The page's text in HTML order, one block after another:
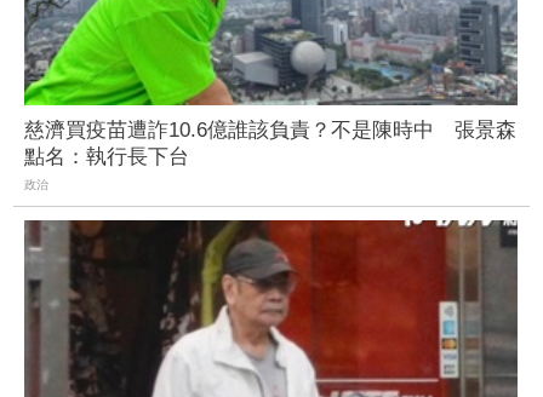
慈濟買疫苗遭詐10.6億誰該負責？不是陳時中 張景森
點名：執行長下台
政治